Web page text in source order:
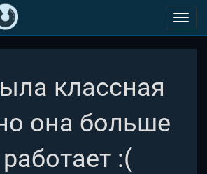
классная
она больше
:(